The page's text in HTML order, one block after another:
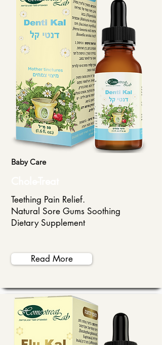
Baby Care
Teething Pain Relief.
Natural Sore Gums Soothing
Dietary Supplement
Read More